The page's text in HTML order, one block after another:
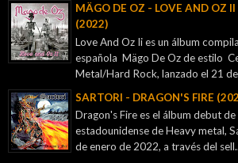
MÄGO DE OZ - LOVE AND OZ
(2022)
Love And Oz Ii es un álbum
española Mägo De Oz de estilo
Metal/Hard Rock, lanzado el 21
SARTORI - DRAGON'S FIRE
Dragon's Fire es el álbum debut de
estadounidense de Heavy metal,
de enero de 2022, a través del